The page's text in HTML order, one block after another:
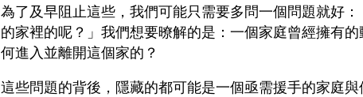
為了及早阻止這些，我們可能只需要多問一個問題就好
的家裡的呢？」我們想要暸解的是：一個家庭曾經擁有
何進入並離開這個家的？
這些問題的背後，隱藏的都可能是一個亟需援手的家庭與